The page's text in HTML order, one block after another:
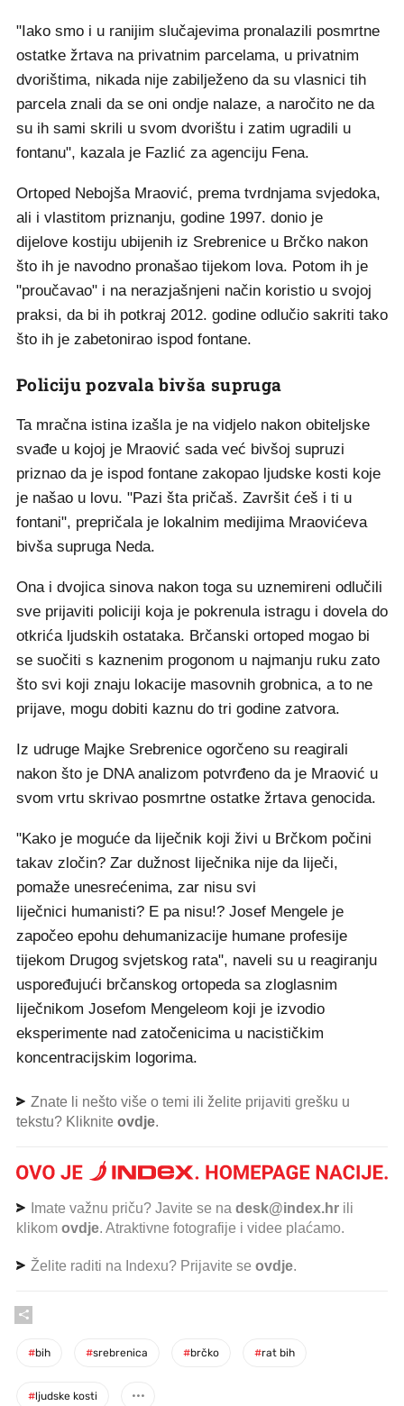
"Iako smo i u ranijim slučajevima pronalazili posmrtne
ostatke žrtava na privatnim parcelama, u privatnim
dvorištima, nikada nije zabilježeno da su vlasnici tih
parcela znali da se oni ondje nalaze, a naročito ne da
su ih sami skrili u svom dvorištu i zatim ugradili u
fontanu", kazala je Fazlić za agenciju Fena.
Ortoped Nebojša Mraović, prema tvrdnjama svjedoka,
ali i vlastitom priznanju, godine 1997. donio je
dijelove kostiju ubijenih iz Srebrenice u Brčko nakon
što ih je navodno pronašao tijekom lova. Potom ih je
"proučavao" i na nerazjašnjeni način koristio u svojoj
praksi, da bi ih potkraj 2012. godine odlučio sakriti tako
što ih je zabetonirao ispod fontane.
Policiju pozvala bivša supruga
Ta mračna istina izašla je na vidjelo nakon obiteljske
svađe u kojoj je Mraović sada već bivšoj supruzi
priznao da je ispod fontane zakopao ljudske kosti koje
je našao u lovu. "Pazi šta pričaš. Završit ćeš i ti u
fontani", prepričala je lokalnim medijima Mraovićeva
bivša supruga Neda.
Ona i dvojica sinova nakon toga su uznemireni odlučili
sve prijaviti policiji koja je pokrenula istragu i dovela do
otkrića ljudskih ostataka. Brčanski ortoped mogao bi
se suočiti s kaznenim progonom u najmanju ruku zato
što svi koji znaju lokacije masovnih grobnica, a to ne
prijave, mogu dobiti kaznu do tri godine zatvora.
Iz udruge Majke Srebrenice ogorčeno su reagirali
nakon što je DNA analizom potvrđeno da je Mraović u
svom vrtu skrivao posmrtne ostatke žrtava genocida.
"Kako je moguće da liječnik koji živi u Brčkom počini
takav zločin? Zar dužnost liječnika nije da liječi,
pomaže unesrećenima, zar nisu svi
liječnici humanisti? E pa nisu!? Josef Mengele je
započeo epohu dehumanizacije humane profesije
tijekom Drugog svjetskog rata", naveli su u reagiranju
uspoređujući brčanskog ortopeda sa zloglasnim
liječnikom Josefom Mengeleom koji je izvodio
eksperimente nad zatočenicima u nacističkim
koncentracijskim logorima.
Znate li nešto više o temi ili želite prijaviti grešku u
tekstu? Kliknite ovdje.
Imate važnu priču? Javite se na desk@index.hr ili
klikom ovdje. Atraktivne fotografije i videe plaćamo.
Želite raditi na Indexu? Prijavite se ovdje.
#bih #srebrenica #brčko #rat bih
#ljudske kosti